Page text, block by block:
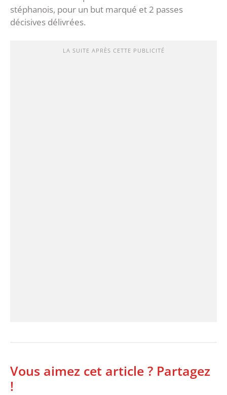
stéphanois, pour un but marqué et 2 passes
décisives délivrées.
LA SUITE APRÈS CETTE PUBLICITÉ
Vous aimez cet article ? Partagez
!